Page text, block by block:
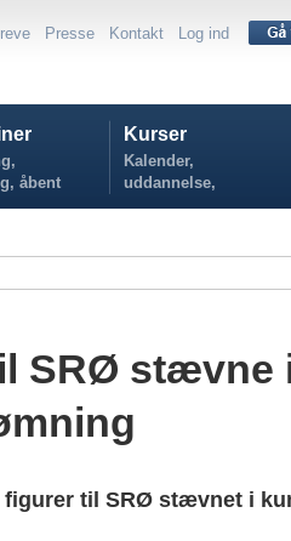
Presse Kontakt Log ind
åbent
Kurser
Kalender,
uddannelse,
tilmelding...
SRØ stævne
figurer til SRØ stævnet i